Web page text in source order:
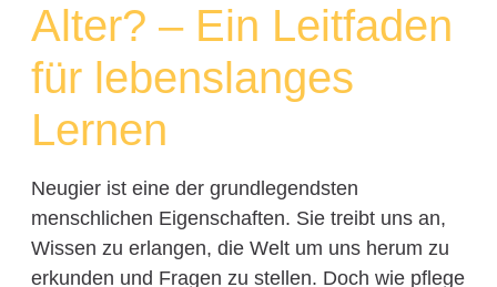
Alter? – Ein Leitfaden
für lebenslanges
Lernen
Neugier ist eine der grundlegendsten
menschlichen Eigenschaften. Sie treibt uns an,
Wissen zu erlangen, die Welt um uns herum zu
erkunden und Fragen zu stellen. Doch wie pflege